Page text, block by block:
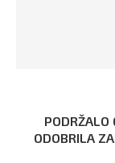
PODRŽALO
ODOBRILA